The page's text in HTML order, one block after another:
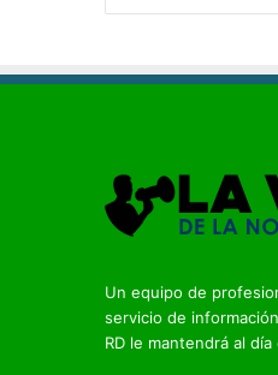
Un equipo de
servicio de
RD le mantendrá al